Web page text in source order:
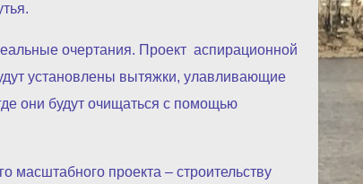
очертания. Проект аспирационной
установлены вытяжки, улавливающие
они будут очищаться с помощью
масштабного проекта – строительству